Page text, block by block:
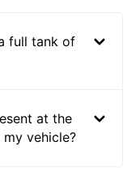
full tank of
at the
vehicle?